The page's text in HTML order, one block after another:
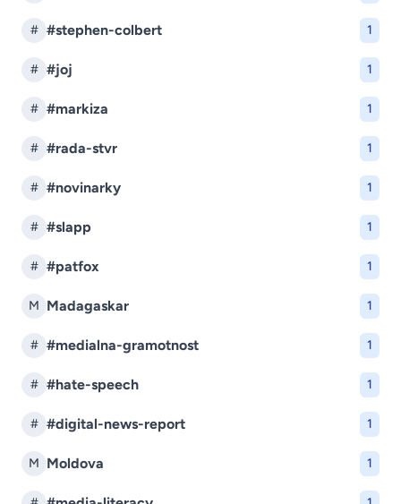
# #stephen-colbert 1
# #joj 1
# #markiza 1
# #rada-stvr 1
# #novinarky 1
# #slapp 1
# #patfox 1
M Madagaskar 1
# #medialna-gramotnost 1
# #hate-speech 1
# #digital-news-report 1
M Moldova 1